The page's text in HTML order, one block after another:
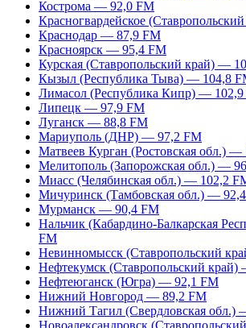
Кострома — 92,0 FM
Красногвардейское
Краснодар — 87,9 FM
Красноярск — 95,4 FM
Курская (Ставропольский край) —
Кызыл (Республика Тыва) — 104,8
Лимасол (Республика Кипр) —
Липецк — 97,9 FM
Луганск — 88,8 FM
Мариуполь (ДНР) — 97,2 FM
Матвеев Курган (Ростовская обл.) —
Мелитополь (Запорожская обл.) —
Миасс (Челябинская обл.) — 102,2
Мичуринск (Тамбовская обл.) —
Мурманск — 90,4 FM
Нальчик (Кабардино-Балкарская
FM
Невинномысск (Ставропольский
Нефтекумск (Ставропольский
Нефтеюганск (Югра) — 92,1 FM
Нижний Новгород — 89,2 FM
Нижний Тагил (Свердловская обл.)
Новоалександровск